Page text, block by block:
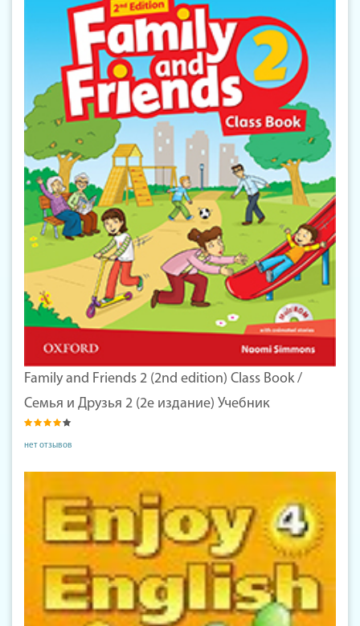
Family and Friends 2 (2nd edition) Class Book /
Семья и Друзья 2 (2е издание) Учебник
нет отзывов